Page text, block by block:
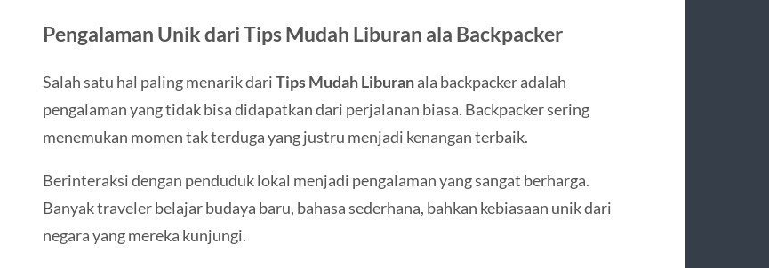
Pengalaman Unik dari Tips Mudah Liburan ala Backpacker
Salah satu hal paling menarik dariTips Mudah Liburanala backpacker adalah
pengalaman yang tidak bisa didapatkan dari perjalanan biasa. Backpacker sering
menemukan momen tak terduga yang justru menjadi kenangan terbaik.
Berinteraksi dengan penduduk lokal menjadi pengalaman yang sangat berharga.
Banyak traveler belajar budaya baru, bahasa sederhana, bahkan kebiasaan unik dari
negara yang mereka kunjungi.